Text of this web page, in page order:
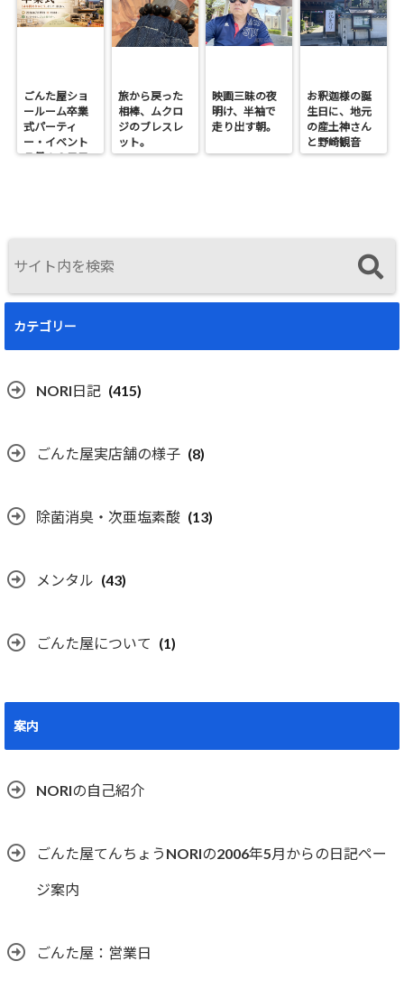
ごんた屋ショ
ールーム卒業
式パーティ
ー・イベント
７月１９日日
旅から戻った
相棒、ムクロ
ジのブレスレ
ット。
映画三昧の夜
明け、半袖で
走り出す朝。
お釈迦様の誕
生日に、地元
の産土神さん
と野崎観音
へ。
カテゴリー
NORI日記 (415)
ごんた屋実店舗の様子 (8)
除菌消臭・次亜塩素酸 (13)
メンタル (43)
ごんた屋について (1)
案内
NORIの自己紹介
ごんた屋てんちょうNORIの2006年5月からの日記ペー
ジ案内
ごんた屋：営業日